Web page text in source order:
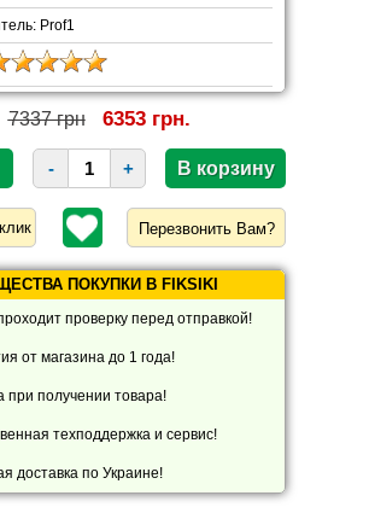
Prof1
7337 грн 6353 грн.
- +
Перезвонить Вам?
ПОКУПКИ В FIKSIKI
проверку перед отправкой!
от магазина до 1 года!
при получении товара!
техподдержка и сервис!
доставка по Украине!